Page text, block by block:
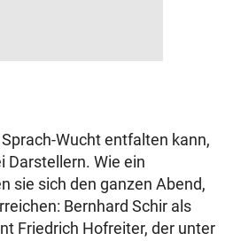
Wucht entfalten kann,
Darstellern. Wie ein
sie sich den ganzen Abend,
Bernhard Schir als
Friedrich Hofreiter, der unter